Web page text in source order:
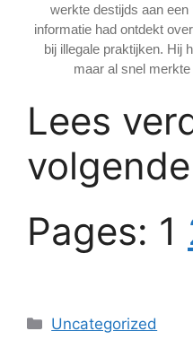
werkte destijds aan
informatie had ontdekt
bij illegale praktijken. Hij
maar al snel
Lees
Pages: 1
Categories
Uncategorized